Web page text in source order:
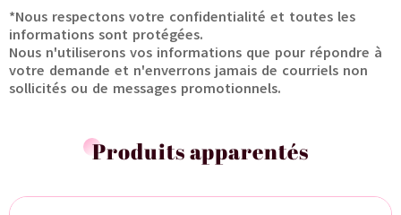
*Nous respectons votre confidentialité et toutes les
informations sont protégées.
Nous n'utiliserons vos informations que pour répondre à
votre demande et n'enverrons jamais de courriels non
sollicités ou de messages promotionnels.
Produits apparentés